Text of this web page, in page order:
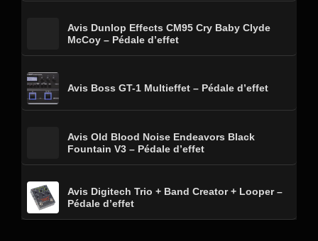
Avis Dunlop Effects CM95 Cry Baby Clyde
McCoy – Pédale d’effet
Avis Boss GT-1 Multieffet – Pédale d’effet
Avis Old Blood Noise Endeavors Black
Fountain V3 – Pédale d’effet
Avis Digitech Trio + Band Creator + Looper –
Pédale d’effet